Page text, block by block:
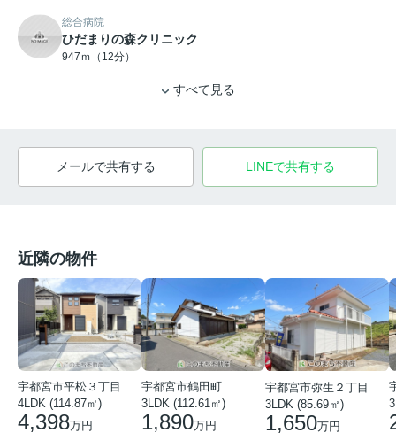
総合病院
ひだまりの森クリニック
947ｍ（12分）
すべて見る
メールで共有する LINEで共有する
近隣の物件
宇都宮市平松３丁目
4LDK (114.87㎡)
4,398万円
宇都宮市鶴田町
3LDK (112.61㎡)
1,890万円
宇都宮市弥生２丁目
3LDK (85.69㎡)
1,650万円